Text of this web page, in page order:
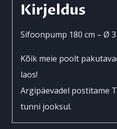
Kirjeldus
Sifoonpump 180 cm – Ø
Kõik meie poolt
laos!
Argipäevadel postitame
tunni jooksul.